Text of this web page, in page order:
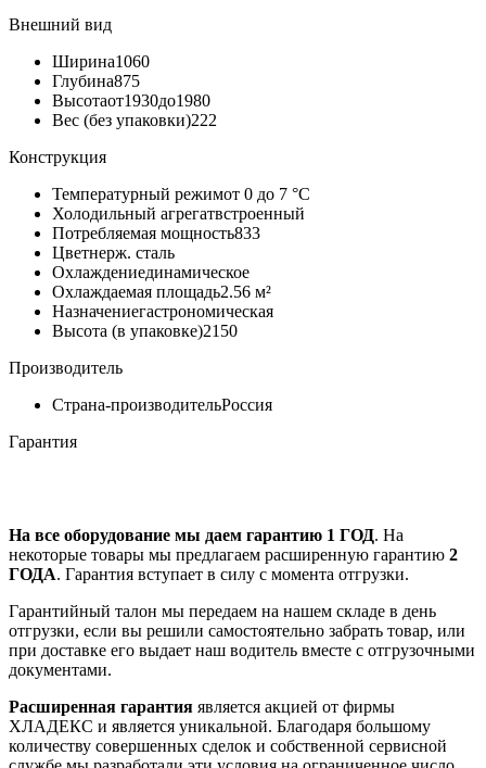
Внешний вид
Ширина1060
Глубина875
Высотаот1930до1980
Вес (без упаковки)222
Конструкция
Температурный режимот 0 до 7 °C
Холодильный агрегатвстроенный
Потребляемая мощность833
Цветнерж. сталь
Охлаждениединамическое
Охлаждаемая площадь2.56 м²
Назначениегастрономическая
Высота (в упаковке)2150
Производитель
Страна-производительРоссия
Гарантия
На все оборудование мы даем гарантию 1 ГОД. На
некоторые товары мы предлагаем расширенную гарантию 2
ГОДА. Гарантия вступает в силу с момента отгрузки.
Гарантийный талон мы передаем на нашем складе в день
отгрузки, если вы решили самостоятельно забрать товар, или
при доставке его выдает наш водитель вместе с отгрузочными
документами.
Расширенная гарантия является акцией от фирмы
ХЛАДЕКС и является уникальной. Благодаря большому
количеству совершенных сделок и собственной сервисной